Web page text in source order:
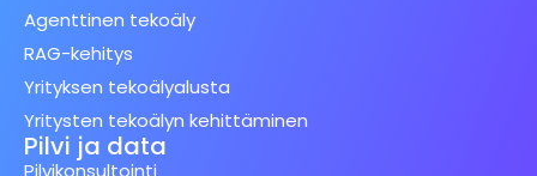
Agenttinen tekoäly
RAG-kehitys
Yrityksen tekoälyalusta
Yritysten tekoälyn kehittäminen
Pilvi ja data
Pilvikonsultointi